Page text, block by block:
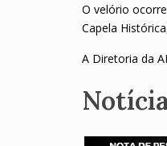
O velório
Capela
A Diretoria da